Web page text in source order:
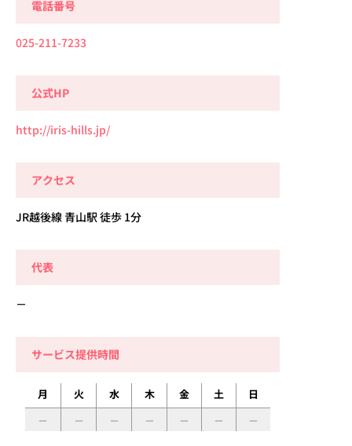
電話番号
025-211-7233
公式HP
http://iris-hills.jp/
アクセス
JR越後線 青山駅 徒歩 1分
代表
－
サービス提供時間
月 火 水 木 金 土 日